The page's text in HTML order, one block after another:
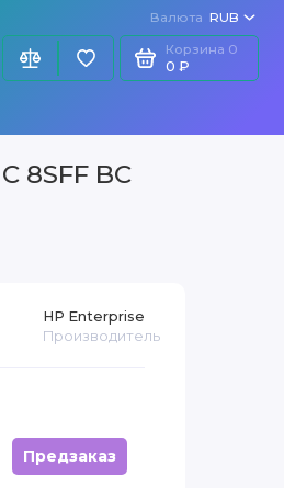
Валюта RUB
Корзина 0
0 ₽
8SFF BC
HP Enterprise
Производитель
Предзаказ